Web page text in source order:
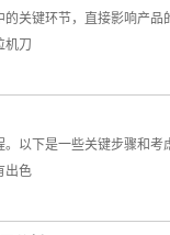
关键环节，直接影响产
机刀
以下是一些关键步骤和
出色